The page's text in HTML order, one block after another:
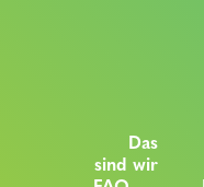
Das
sind wir